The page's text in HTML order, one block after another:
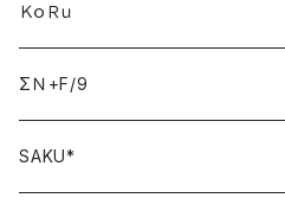
ＫｏＲｕ
ΣＮ+F/9
SAKU*